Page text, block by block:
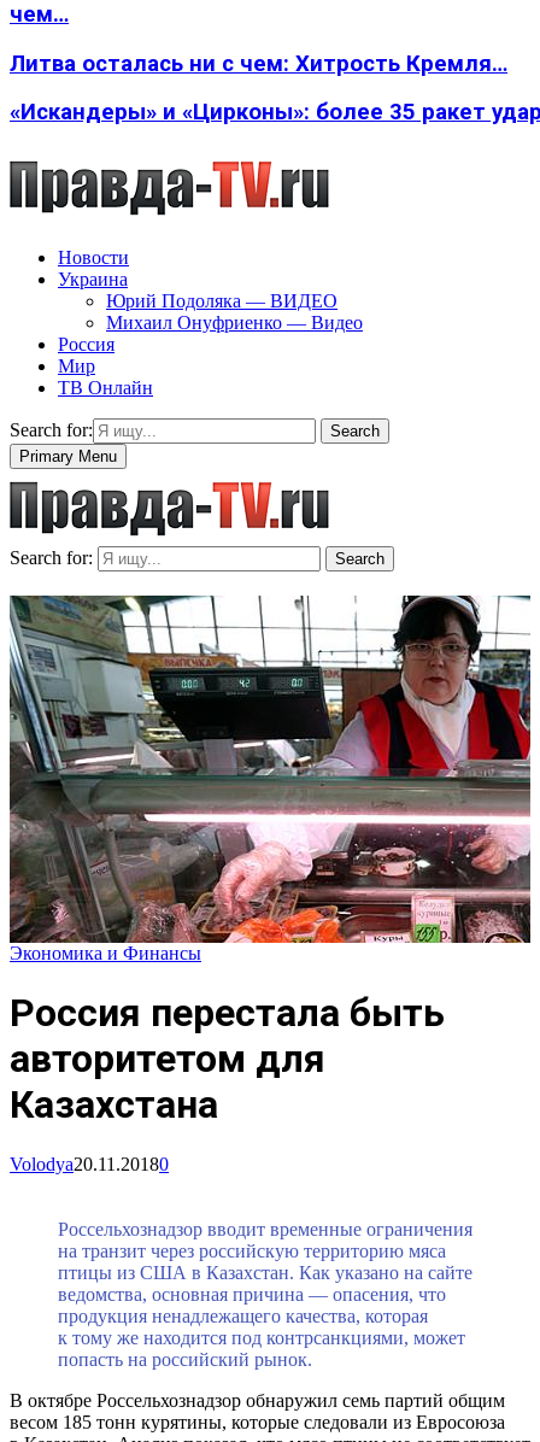
чем…
Литва осталась ни с чем: Хитрость Кремля…
«Искандеры» и «Цирконы»: более 35 ракет
Новости
Украина
Юрий Подоляка — ВИДЕО
Михаил Онуфриенко — Видео
Россия
Мир
ТВ Онлайн
Search for:
Search
Primary Menu
Search for: Search
Экономика и Финансы
Россия перестала быть
авторитетом для
Казахстана
Volodya20.11.20180
Россельхознадзор вводит временные ограничения
на транзит через российскую территорию мяса
птицы из США в Казахстан. Как указано на сайте
ведомства, основная причина — опасения, что
продукция ненадлежащего качества, которая
к тому же находится под контрсанкциями, может
попасть на российский рынок.
В октябре Россельхознадзор обнаружил семь партий общим
весом 185 тонн курятины, которые следовали из Евросоюза